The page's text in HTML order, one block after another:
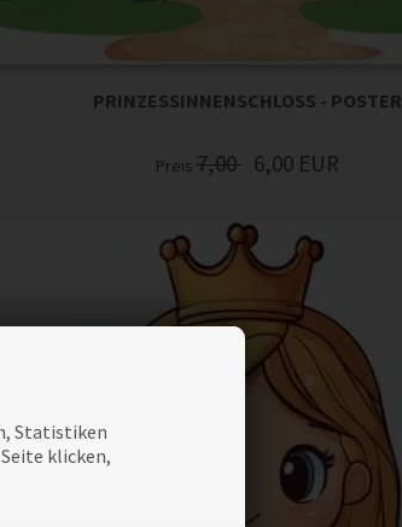
Statistiken
klicken,
PRINZESSINNENSCHLOSS - POSTER
Preis 7,00 6,00 EUR